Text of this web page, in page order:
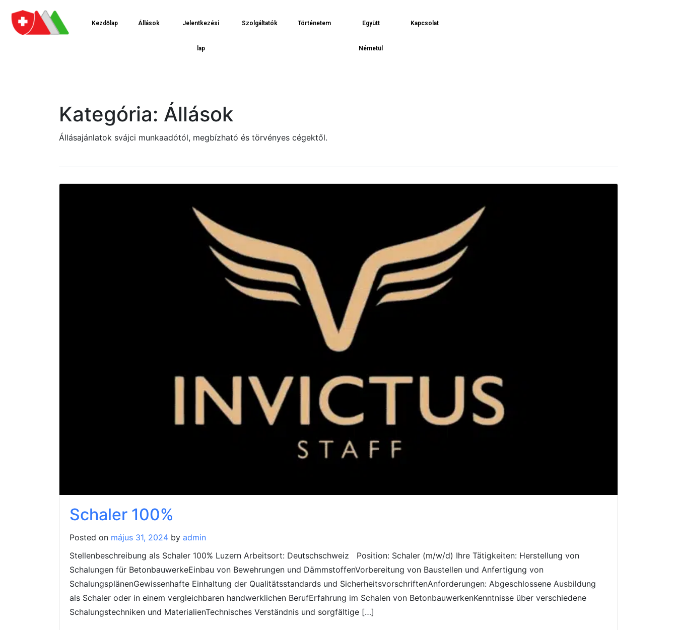
Kezdőlap Állások Jelentkezési
lap
Szolgáltatók Történetem Együtt
Németül
Kapcsolat
Kategória: Állások
Állásajánlatok svájci munkaadótól, megbízható és törvényes cégektől.
Schaler 100%
Posted on május 31, 2024 by admin
Stellenbeschreibung als Schaler 100% Luzern Arbeitsort: Deutschschweiz Position: Schaler (m/w/d) Ihre Tätigkeiten: Herstellung von
Schalungen für BetonbauwerkeEinbau von Bewehrungen und DämmstoffenVorbereitung von Baustellen und Anfertigung von
SchalungsplänenGewissenhafte Einhaltung der Qualitätsstandards und SicherheitsvorschriftenAnforderungen: Abgeschlossene Ausbildung
als Schaler oder in einem vergleichbaren handwerklichen BerufErfahrung im Schalen von BetonbauwerkenKenntnisse über verschiedene
Schalungstechniken und MaterialienTechnisches Verständnis und sorgfältige […]